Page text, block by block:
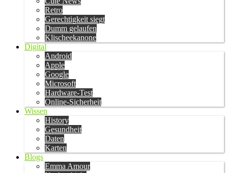
Retro
Gerechtigkeit siegt
Dumm gelaufen
Klischeekanone
Digital
Android
Apple
Google
Microsoft
Hardware-Test
Online-Sicherheit
Wissen
History
Gesundheit
Daten
Karten
Blogs
Emma Amour